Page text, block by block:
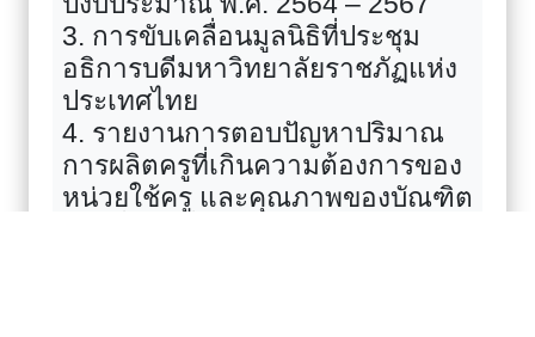
3. การขับเคลื่อนมูลนิธิที่ประชุม
อธิการบดีมหาวิทยาลัยราชภัฏแห่ง
ประเทศไทย
4. รายงานการตอบปัญหาปริมาณ
การผลิตครูที่เกินความต้องการของ
หน่วยใช้ครู และคุณภาพของบัณฑิต